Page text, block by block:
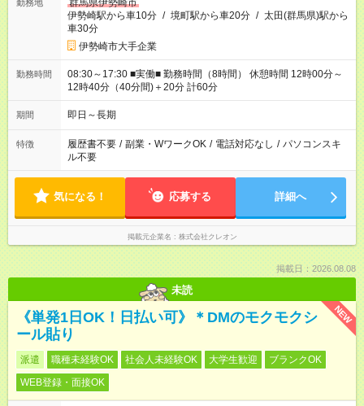
勤務地
群馬県伊勢崎市
伊勢崎駅から車10分 / 境町駅から車20分 / 太田(群馬県)駅から
車30分
伊勢崎市大手企業
勤務時間
08:30～17:30 ■実働■ 勤務時間（8時間） 休憩時間 12時00分～
12時40分（40分間)＋20分 計60分
期間 即日～長期
特徴 履歴書不要 / 副業・WワークOK / 電話対応なし / パソコンスキ
ル不要
気になる！ 応募する 詳細へ
掲載元企業名 株式会社クレオン
掲載日：2026.08.08
未読
NEW
《単発1日OK！日払い可》＊DMのモクモクシ
ール貼り
派遣 職種未経験OK 社会人未経験OK 大学生歓迎
ブランクOK
WEB登録・面接OK